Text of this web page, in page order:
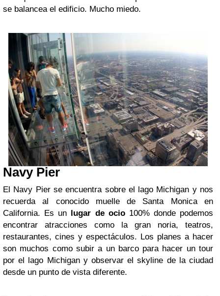
se balancea el edificio. Mucho miedo.
Navy Pier
El Navy Pier se encuentra sobre el lago Michigan y nos
recuerda al conocido muelle de Santa Monica en
California. Es un lugar de ocio100% donde podemos
encontrar atracciones como la gran noria, teatros,
restaurantes, cines y espectáculos. Los planes a hacer
son muchos como subir a un barco para hacer un tour
por el lago Michigan y observar el skyline de la ciudad
desde un punto de vista diferente.